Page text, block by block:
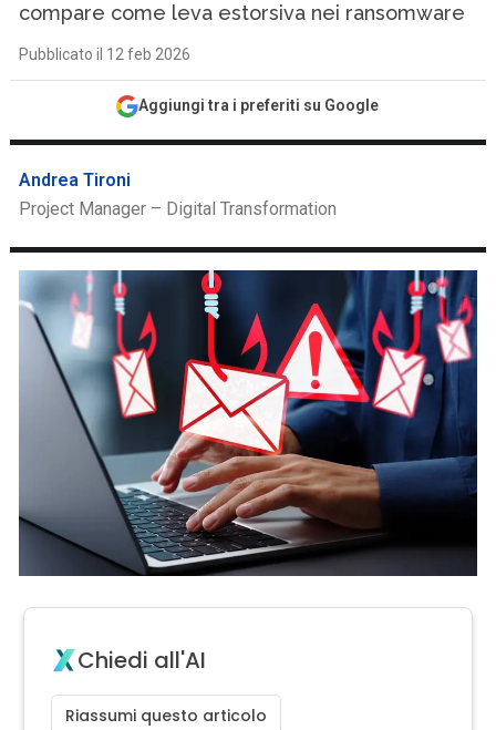
compare come leva estorsiva nei ransomware
Pubblicato il 12 feb 2026
Aggiungi tra i preferiti su Google
Andrea Tironi
Project Manager – Digital Transformation
Chiedi all'AI
Riassumi questo articolo